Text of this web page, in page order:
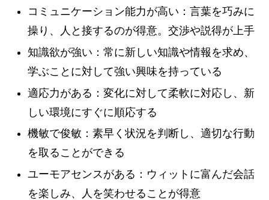
コミュニケーション能力が高い：言葉を巧みに
操り、人と接するのが得意。交渉や説得が上手
知識欲が強い：常に新しい知識や情報を求め、
学ぶことに対して強い興味を持っている
適応力がある：変化に対して柔軟に対応し、新
しい環境にすぐに順応する
機敏で俊敏：素早く状況を判断し、適切な行動
を取ることができる
ユーモアセンスがある：ウィットに富んだ会話
を楽しみ、人を笑わせることが得意